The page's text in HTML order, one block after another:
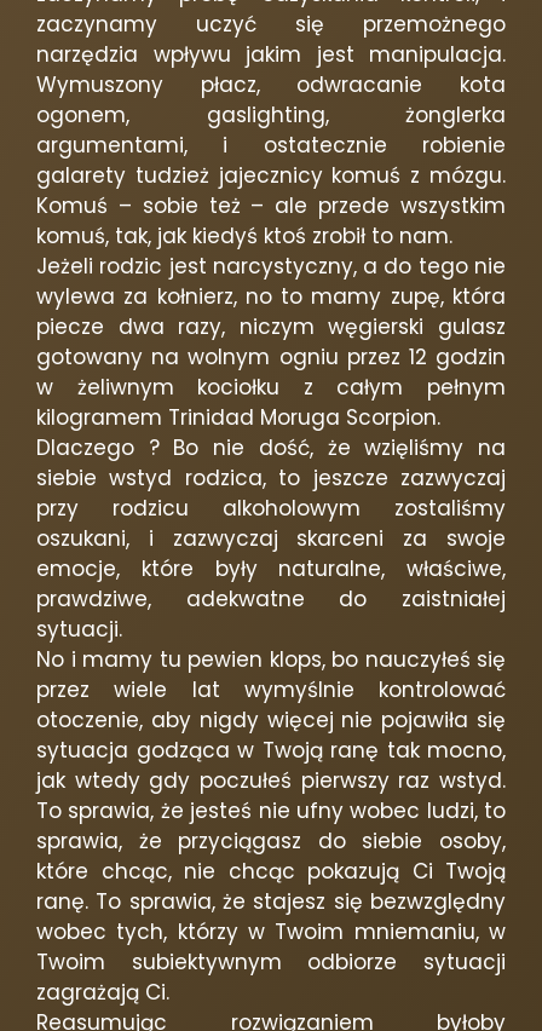
zaczynamy uczyć się przemożnego
narzędzia wpływu jakim jest manipulacja.
Wymuszony płacz, odwracanie kota
ogonem, gaslighting, żonglerka
argumentami, i ostatecznie robienie
galarety tudzież jajecznicy komuś z mózgu.
Komuś – sobie też – ale przede wszystkim
komuś, tak, jak kiedyś ktoś zrobił to nam.
Jeżeli rodzic jest narcystyczny, a do tego nie
wylewa za kołnierz, no to mamy zupę, która
piecze dwa razy, niczym węgierski gulasz
gotowany na wolnym ogniu przez 12 godzin
w żeliwnym kociołku z całym pełnym
kilogramem Trinidad Moruga Scorpion.
Dlaczego ? Bo nie dość, że wzięliśmy na
siebie wstyd rodzica, to jeszcze zazwyczaj
przy rodzicu alkoholowym zostaliśmy
oszukani, i zazwyczaj skarceni za swoje
emocje, które były naturalne, właściwe,
prawdziwe, adekwatne do zaistniałej
sytuacji.
No i mamy tu pewien klops, bo nauczyłeś się
przez wiele lat wymyślnie kontrolować
otoczenie, aby nigdy więcej nie pojawiła się
sytuacja godząca w Twoją ranę tak mocno,
jak wtedy gdy poczułeś pierwszy raz wstyd.
To sprawia, że jesteś nie ufny wobec ludzi, to
sprawia, że przyciągasz do siebie osoby,
które chcąc, nie chcąc pokazują Ci Twoją
ranę. To sprawia, że stajesz się bezwzględny
wobec tych, którzy w Twoim mniemaniu, w
Twoim subiektywnym odbiorze sytuacji
zagrażają Ci.
Reasumując rozwiązaniem byłoby